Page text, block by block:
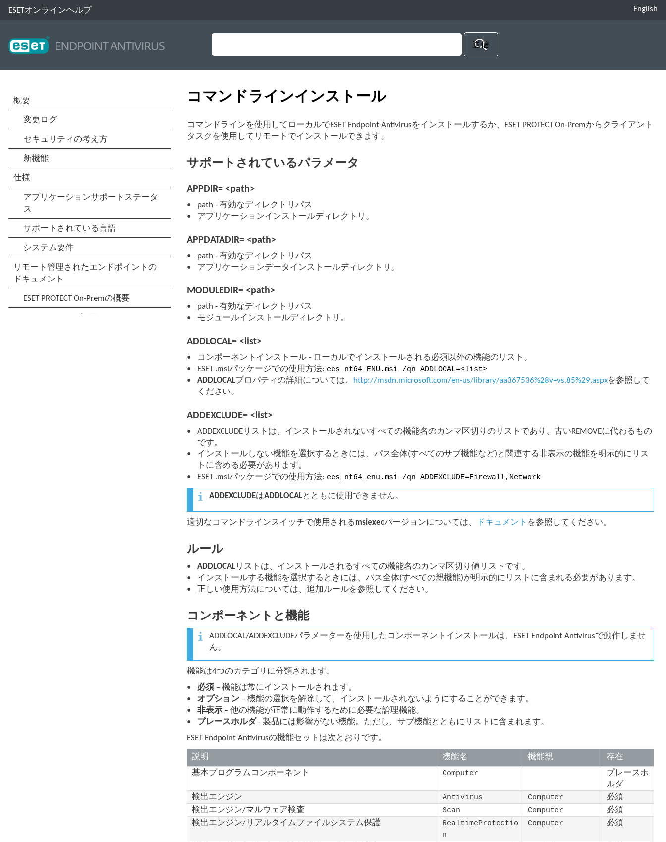
ESETオンラインヘルプ English
コマンドラインインストール
コマンドラインを使用してローカルでESET Endpoint Antivirusをインストールするか、ESET PROTECT On-Premからクライアント
タスクを使用してリモートでインストールできます。
サポートされているパラメータ
APPDIR= <path>
path - 有効なディレクトリパス
アプリケーションインストールディレクトリ。
APPDATADIR= <path>
path - 有効なディレクトリパス
アプリケーションデータインストールディレクトリ。
MODULEDIR= <path>
path - 有効なディレクトリパス
モジュールインストールディレクトリ。
ADDLOCAL= <list>
コンポーネントインストール - ローカルでインストールされる必須以外の機能のリスト。
ESET .msiパッケージでの使用方法: ees_nt64_ENU.msi /qn ADDLOCAL=<list>
ADDLOCALプロパティの詳細については、 http://msdn.microsoft.com/en-us/library/aa367536%28v=vs.85%29.aspxを参照して
ください。
ADDEXCLUDE= <list>
ADDEXCLUDEリストは、インストールされないすべての機能名のカンマ区切りのリストであり、古いREMOVEに代わるもの
です。
インストールしない機能を選択するときには、パス全体(すべてのサブ機能など)と関連する非表示の機能を明示的にリス
トに含める必要があります。
ESET .msiパッケージでの使用方法: ees_nt64_enu.msi /qn ADDEXCLUDE=Firewall,Network
ADDEXCLUDEはADDLOCALとともに使用できません。
適切なコマンドラインスイッチで使用されるmsiexecバージョンについては、 ドキュメント を参照してください。
ルール
ADDLOCALリストは、インストールされるすべての機能名のカンマ区切り値リストです。
インストールする機能を選択するときには、パス全体(すべての親機能)が明示的にリストに含まれる必要があります。
正しい使用方法については、追加ルールを参照してください。
コンポーネントと機能
ADDLOCAL/ADDEXCLUDEパラメーターを使用したコンポーネントインストールは、ESET Endpoint Antivirusで動作しませ
ん。
機能は4つのカテゴリに分類されます。
必須 – 機能は常にインストールされます。
オプション– 機能の選択を解除して、インストールされないようにすることができます。
非表示– 他の機能が正常に動作するために必要な論理機能。
プレースホルダ- 製品には影響がない機能。ただし、サブ機能とともにリストに含まれます。
ESET Endpoint Antivirusの機能セットは次とおりです。
説明 機能名 機能親
存在
基本プログラムコンポーネント
Computer
プレースホ
ルダ
検出エンジン
Antivirus Computer
必須
検出エンジン/マルウェア検査
Scan Computer
必須
検出エンジン/リアルタイムファイルシステム保護
RealtimeProtectio
n
Computer 必須